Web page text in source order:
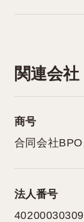
関連会社
商号
合同会社
法人番号